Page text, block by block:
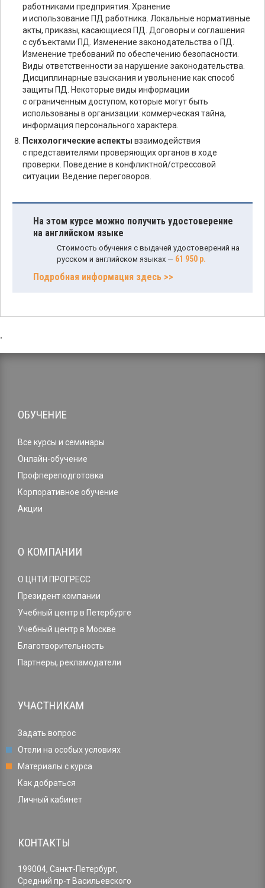
работниками предприятия. Хранение
и использование ПД работника. Локальные нормативные
акты, приказы, касающиеся ПД. Договоры и соглашения
с субъектами ПД. Изменение законодательства о ПД.
Изменение требований по обеспечению безопасности.
Виды ответственности за нарушение законодательства.
Дисциплинарные взыскания и увольнение как способ
защиты ПД. Некоторые виды информации
с ограниченным доступом, которые могут быть
использованы в организации: коммерческая тайна,
информация персонального характера.
Психологические аспекты взаимодействия
с представителями проверяющих органов в ходе
проверки. Поведение в конфликтной/стрессовой
ситуации. Ведение переговоров.
На этом курсе можно получить удостоверение
на английском языке
Стоимость обучения с выдачей удостоверений на
русском и английском языках — 61 950 р.
Подробная информация здесь >>
ОБУЧЕНИЕ
Все курсы и семинары
Онлайн-обучение
Профпереподготовка
Корпоративное обучение
Акции
О КОМПАНИИ
О ЦНТИ ПРОГРЕСС
Президент компании
Учебный центр в Петербурге
Учебный центр в Москве
Благотворительность
Партнеры, рекламодатели
УЧАСТНИКАМ
Задать вопрос
Отели на особых условиях
Материалы с курса
Как добраться
Личный кабинет
КОНТАКТЫ
199004, Санкт-Петербург,
Средний пр-т Васильевского